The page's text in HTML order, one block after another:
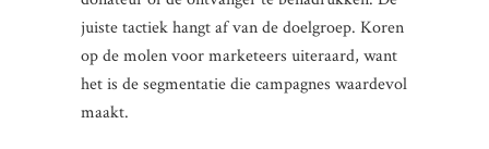
juiste tactiek hangt af van de doelgroep. Koren
op de molen voor marketeers uiteraard, want
het is de segmentatie die campagnes waardevol
maakt.